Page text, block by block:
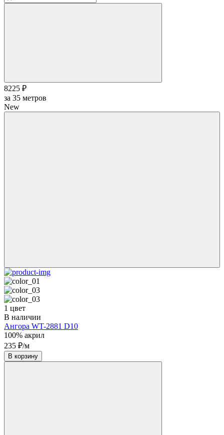
8225 ₽
за 35 метров
New
1 цвет
В наличии
Ангора WT-2881 D10
100% акрил
235 ₽/м
В корзину